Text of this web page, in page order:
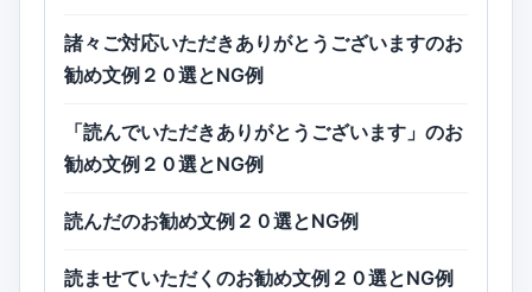
諸々ご対応いただきありがとうございますのお
勧め文例２０選とNG例
「読んでいただきありがとうございます」のお
勧め文例２０選とNG例
読んだのお勧め文例２０選とNG例
読ませていただくのお勧め文例２０選とNG例